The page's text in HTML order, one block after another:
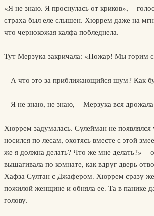
«Я не знаю. Я проснулась от криков», –
страха был еле слышен. Хюррем даже на
что чернокожая калфа побледнела.
Тут Мерзука закричала: «Пожар! Мы горим
– А что это за приближающийся шум? Как
– Я не знаю, не знаю, – Мерзука вся
Хюррем задумалась. Сулейман не появлялся
носился по лесам, охотясь вместе с этой
же я должна делать? Что же мне делать?» –
вышагивала по комнате, как вдруг дверь
Хафза Султан с Джафером. Хюррем сразу же
пожилой женщине и обняла ее. Та в панике
голову.